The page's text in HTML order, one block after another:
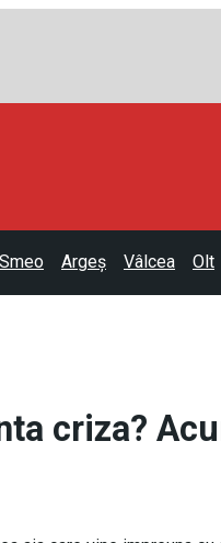
Argeș Vâlcea Olt
criza?